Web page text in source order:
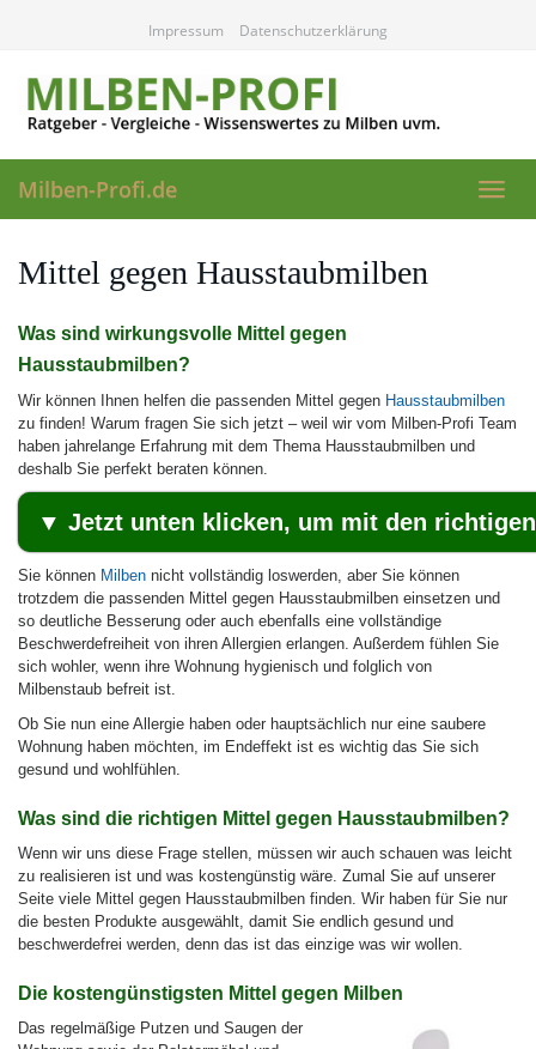
content
Impressum Datenschutzerklärung
Milben-Profi.de
Mittel gegen Hausstaubmilben
Was sind wirkungsvolle Mittel gegen
Hausstaubmilben?
Wir können Ihnen helfen die passenden Mittel gegen Hausstaubmilben
zu finden! Warum fragen Sie sich jetzt – weil wir vom Milben-Profi Team
haben jahrelange Erfahrung mit dem Thema Hausstaubmilben und
deshalb Sie perfekt beraten können.
▼ Jetzt unten klicken, um mit den
Sie können Milben nicht vollständig loswerden, aber Sie können
trotzdem die passenden Mittel gegen Hausstaubmilben einsetzen und
so deutliche Besserung oder auch ebenfalls eine vollständige
Beschwerdefreiheit von ihren Allergien erlangen. Außerdem fühlen Sie
sich wohler, wenn ihre Wohnung hygienisch und folglich von
Milbenstaub befreit ist.
Ob Sie nun eine Allergie haben oder hauptsächlich nur eine saubere
Wohnung haben möchten, im Endeffekt ist es wichtig das Sie sich
gesund und wohlfühlen.
Was sind die richtigen Mittel gegen Hausstaubmilben?
Wenn wir uns diese Frage stellen, müssen wir auch schauen was leicht
zu realisieren ist und was kostengünstig wäre. Zumal Sie auf unserer
Seite viele Mittel gegen Hausstaubmilben finden. Wir haben für Sie nur
die besten Produkte ausgewählt, damit Sie endlich gesund und
beschwerdefrei werden, denn das ist das einzige was wir wollen.
Die kostengünstigsten Mittel gegen Milben
Das regelmäßige Putzen und Saugen der